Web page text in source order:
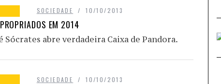
SOCIEDADE 10/10/2013
EM 2014
abre verdadeira Caixa de Pandora.
SOCIEDADE 10/10/2013